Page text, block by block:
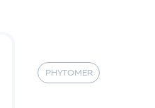
PHYTOMER